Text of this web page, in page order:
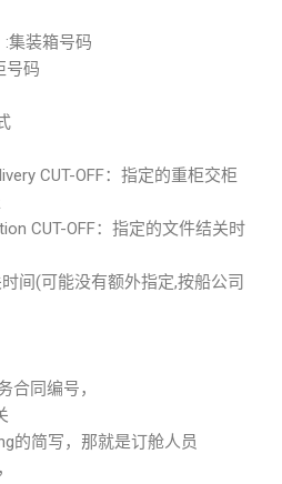
集装箱号码
号码
CUT-OFF：指定的重柜交柜
CUT-OFF：指定的文件结关时
时间(可能没有额外指定,按船公司
合同编号，
的简写，那就是订舱人员